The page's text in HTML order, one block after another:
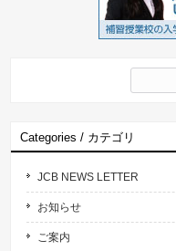
for:
Categories / カテゴリ
JCB NEWS LETTER
お知らせ
ご案内